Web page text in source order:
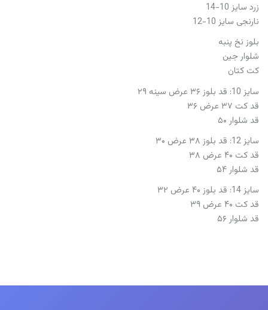
زرد سایز 10-14
نارنجی سایز 10-12
بلوز نخ پنبه
شلوار جین
کت کتان
سایز 10: قد بلوز ۳۶ عرض سینه ۲۹
قد کت ۳۷ عرض ۳۶
قد شلوار ۵۰
سایز 12: قد بلوز ۳۸ عرض ۳۰
قد کت ۴۰ عرض ۳۸
قد شلوار ۵۴
سایز 14: قد بلوز ۴۰ عرض ۳۲
قد کت ۴۰ عرض ۳۹
قد شلوار ۵۶